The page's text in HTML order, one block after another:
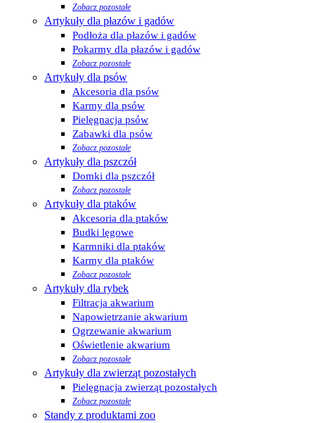
Zobacz pozostałe
Artykuły dla płazów i gadów
Podłoża dla płazów i gadów
Pokarmy dla płazów i gadów
Zobacz pozostałe
Artykuły dla psów
Akcesoria dla psów
Karmy dla psów
Pielęgnacja psów
Zabawki dla psów
Zobacz pozostałe
Artykuły dla pszczół
Domki dla pszczół
Zobacz pozostałe
Artykuły dla ptaków
Akcesoria dla ptaków
Budki lęgowe
Karmniki dla ptaków
Karmy dla ptaków
Zobacz pozostałe
Artykuły dla rybek
Filtracja akwarium
Napowietrzanie akwarium
Ogrzewanie akwarium
Oświetlenie akwarium
Zobacz pozostałe
Artykuły dla zwierząt pozostałych
Pielęgnacja zwierząt pozostałych
Zobacz pozostałe
Standy z produktami zoo